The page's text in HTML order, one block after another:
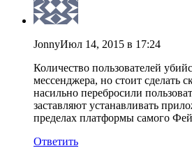
JonnyИюл 14, 2015 в 17:24
Количество пользователей
мессенджера, но стоит сделать
насильно перебросили
заставляют устанавливать
пределах платформы самого
Ответить